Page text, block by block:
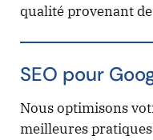
qualité provenant
SEO pour
Nous optimisons
meilleures